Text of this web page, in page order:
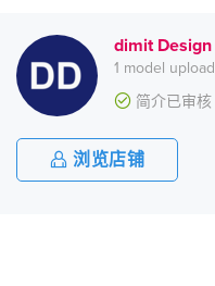
dimit Design
1 model upload
简介已审核
浏览店铺